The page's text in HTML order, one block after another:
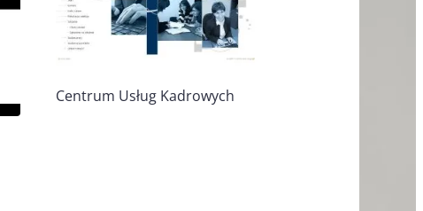
Centrum Usług Kadrowych